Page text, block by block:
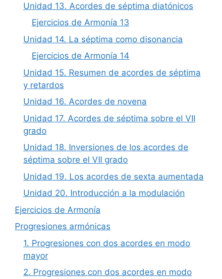
Unidad 13. Acordes de séptima diatónicos
Ejercicios de Armonía 13
Unidad 14. La séptima como disonancia
Ejercicios de Armonía 14
Unidad 15. Resumen de acordes de séptima
y retardos
Unidad 16. Acordes de novena
Unidad 17. Acordes de séptima sobre el VII
grado
Unidad 18. Inversiones de los acordes de
séptima sobre el VII grado
Unidad 19. Los acordes de sexta aumentada
Unidad 20. Introducción a la modulación
Ejercicios de Armonía
Progresiones armónicas
1. Progresiones con dos acordes en modo
mayor
2. Progresiones con dos acordes en modo